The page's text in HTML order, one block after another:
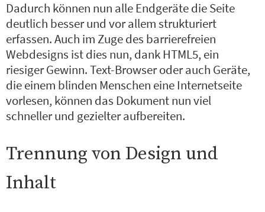
Dadurch können nun alle Endgeräte die Seite
deutlich besser und vor allem strukturiert
erfassen. Auch im Zuge des barrierefreien
Webdesigns ist dies nun, dank HTML5, ein
riesiger Gewinn. Text-Browser oder auch Geräte,
die einem blinden Menschen eine Internetseite
vorlesen, können das Dokument nun viel
schneller und gezielter aufbereiten.
Trennung von Design und
Inhalt